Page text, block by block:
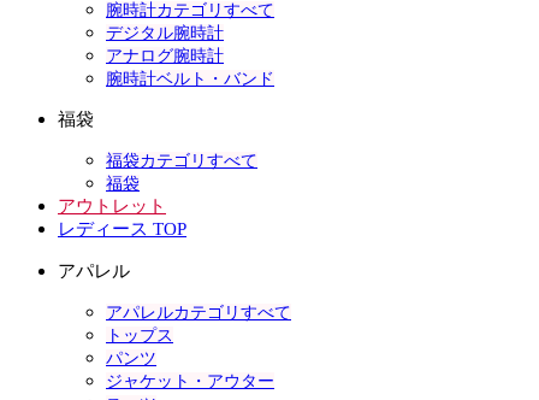
腕時計カテゴリすべて
デジタル腕時計
アナログ腕時計
腕時計ベルト・バンド
福袋
福袋カテゴリすべて
福袋
アウトレット
レディース TOP
アパレル
アパレルカテゴリすべて
トップス
パンツ
ジャケット・アウター